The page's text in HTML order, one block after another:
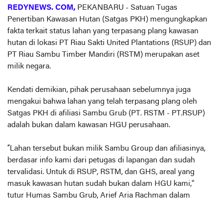
REDYNEWS. COM, PEKANBARU - Satuan Tugas
Penertiban Kawasan Hutan (Satgas PKH) mengungkapkan
fakta terkait status lahan yang terpasang plang kawasan
hutan di lokasi PT Riau Sakti United Plantations (RSUP) dan
PT Riau Sambu Timber Mandiri (RSTM) merupakan aset
milik negara.
Kendati demikian, pihak perusahaan sebelumnya juga
mengakui bahwa lahan yang telah terpasang plang oleh
Satgas PKH di afiliasi Sambu Grub (PT. RSTM - PT.RSUP)
adalah bukan dalam kawasan HGU perusahaan.
“Lahan tersebut bukan milik Sambu Group dan afiliasinya,
berdasar info kami dari petugas di lapangan dan sudah
tervalidasi. Untuk di RSUP, RSTM, dan GHS, areal yang
masuk kawasan hutan sudah bukan dalam HGU kami,"
tutur Humas Sambu Grub, Arief Aria Rachman dalam